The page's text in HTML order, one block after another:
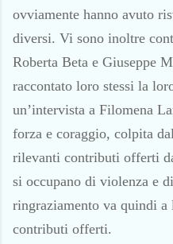
ovviamente hanno avuto
diversi. Vi sono inoltre
Roberta Beta e Giuseppe
raccontato loro stessi la
un’intervista a Filomena
forza e coraggio, colpita
rilevanti contributi offerti
si occupano di violenza e
ringraziamento va quindi
contributi offerti.